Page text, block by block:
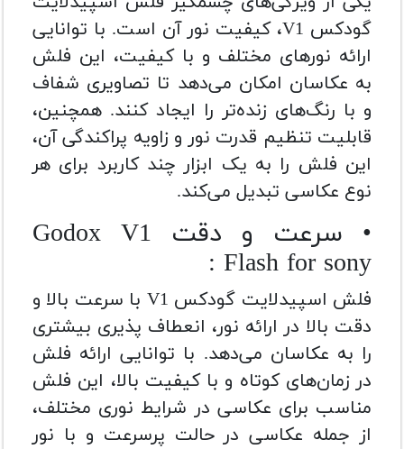
گودکس V1، کیفیت نور آن است. با توانایی
ارائه نورهای مختلف و با کیفیت، این فلش
به عکاسان امکان می‌دهد تا تصاویری شفاف
و با رنگ‌های زنده‌تر را ایجاد کنند. همچنین،
قابلیت تنظیم قدرت نور و زاویه پراکندگی آن،
این فلش را به یک ابزار چند کاربرد برای هر
نوع عکاسی تبدیل می‌کند.
• سرعت و دقت Godox V1
Flash for sony :
فلش اسپیدلایت گودکس V1 با سرعت بالا و
دقت بالا در ارائه نور، انعطاف پذیری بیشتری
را به عکاسان می‌دهد. با توانایی ارائه فلش
در زمان‌های کوتاه و با کیفیت بالا، این فلش
مناسب برای عکاسی در شرایط نوری مختلف،
از جمله عکاسی در حالت پرسرعت و با نور